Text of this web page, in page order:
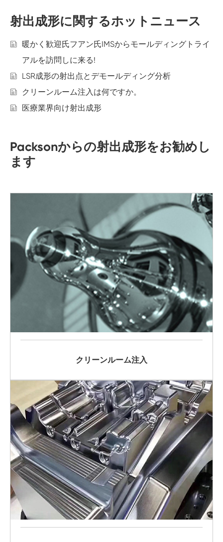
射出成形に関するホットニュース
暖かく歓迎氏フアン氏IMSからモールディングトライ
アルを訪問しに来る!
LSR成形の射出点とデモールディング分析
クリーンルーム注入は何ですか。
医療業界向け射出成形
Packsonからの射出成形をお勧めし
ます
クリーンルーム注入